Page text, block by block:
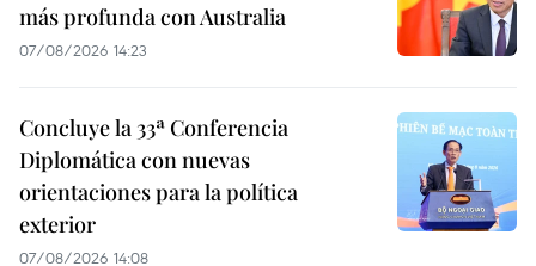
más profunda con Australia
07/08/2026 14:23
Concluye la 33ª Conferencia
Diplomática con nuevas
orientaciones para la política
exterior
07/08/2026 14:08